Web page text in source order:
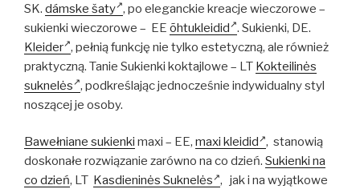
SK. dámske šaty , po eleganckie kreacje wieczorowe –
sukienki wieczorowe – EE õhtukleidid . Sukienki, DE.
Kleider , pełnią funkcję nie tylko estetyczną, ale również
praktyczną. Tanie Sukienki koktajlowe – LT Kokteilinės
suknelės , podkreślając jednocześnie indywidualny styl
noszącej je osoby.
Bawełniane sukienki maxi – EE, maxi kleidid , stanowią
doskonałe rozwiązanie zarówno na co dzień. Sukienki na
co dzień, LT Kasdieninės Suknelės , jak i na wyjątkowe